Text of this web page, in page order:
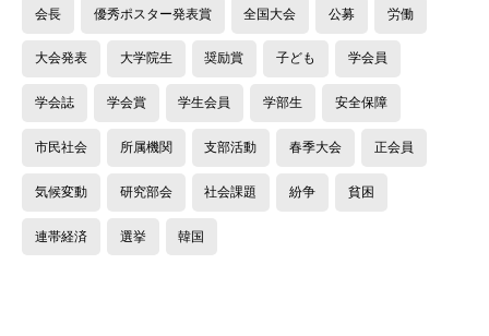
会長 優秀ポスター発表賞 全国大会 公募 労働
大会発表 大学院生 奨励賞 子ども 学会員
学会誌 学会賞 学生会員 学部生 安全保障
市民社会 所属機関 支部活動 春季大会 正会員
気候変動 研究部会 社会課題 紛争 貧困
連帯経済 選挙 韓国